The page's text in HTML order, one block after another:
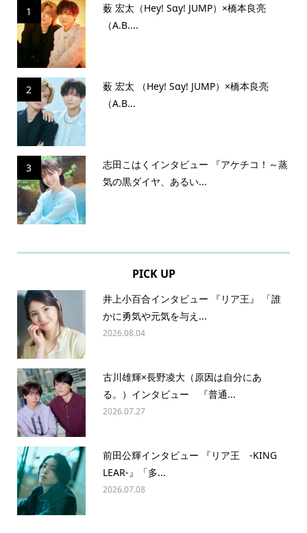
1
薮 宏太（Hey! Sɑy! JUMP）×橋本良亮
（A.B....
2
薮 宏太 （Hey! Sɑy! JUMP）×橋本良亮
（A.B...
3
志田こはくインタビュー 『アケチコ！～蒸
気の黒ダイヤ、あるい...
PICK UP
井上小百合インタビュー 『リア王』 「誰
かに勇気や元気を与え...
2026.08.04
古川雄輝×長野凌大（原因は自分にあ
る。）インタビュー 『普通...
2026.07.27
前田公輝インタビュー 『リア王 -KING
LEAR-』「多...
2026.07.08